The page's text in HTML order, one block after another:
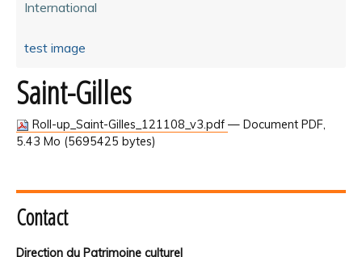
International
test image
Saint-Gilles
Roll-up_Saint-Gilles_121108_v3.pdf — Document PDF,
5.43 Mo (5695425 bytes)
Contact
Direction du Patrimoine culturel